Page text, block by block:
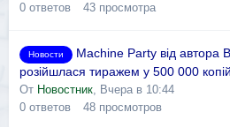
0 ответов 43 просмотра
Новости
Machine Party від автора
розійшлася тиражем у 500 000 копій
От Новостник Вчера в 10:44
0 ответов 48 просмотров